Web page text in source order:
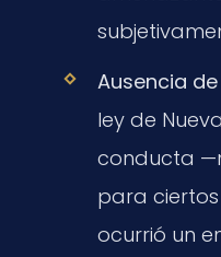
Ausencia
ley de
conducta
para
ocurrió un